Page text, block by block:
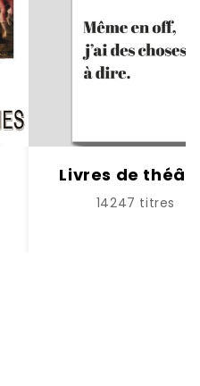
Livres de
14247 titres